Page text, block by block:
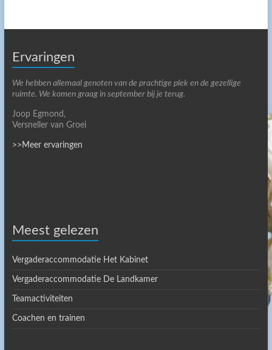
Ervaringen
We hebben allemaal genoten van de prachtige plek en de gezellige
ruimte. We komen graag in september bij je terug.
Joop Egmond,
Versneller van Groei
>>Meer ervaringen
Meest gelezen
Vergaderaccommodatie Het Kabinet
Vergaderaccommodatie De Landkamer
Teamactiviteiten
Coachen en trainen